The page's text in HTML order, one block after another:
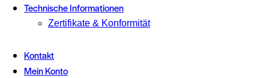
Technische Informationen
Zertifikate & Konformität
Kontakt
Mein Konto